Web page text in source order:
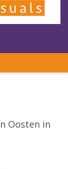
Oosten in